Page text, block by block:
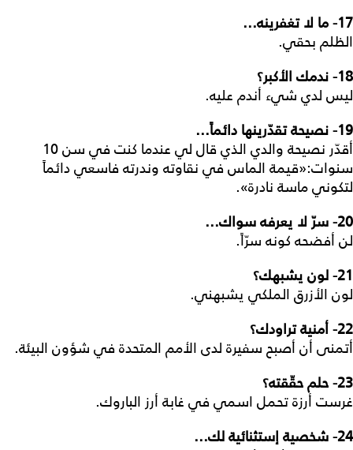
17- ما لا تغفرينه...
الظلم بحقي.
18- ندمك الأكبر؟
ليس لدي شيء أندم عليه.
19- نصيحة تقدّرينها دائماً...
أقدّر نصيحة والدي الذي قال لي عندما كنت في سن 10
سنوات:«قيمة الماس في نقاوته وندرته فاسعي دائماً
لتكوني ماسة نادرة».
20- سرّ لا يعرفه سواك...
لن أفضحه كونه سرّاً.
21- لون يشبهك؟
لون الأزرق الملكي يشبهني.
22- أمنية تراودك؟
أتمنى أن أصبح سفيرة لدى الأمم المتحدة في شؤون البيئة.
23- حلم حقّقته؟
غرست أرزة تحمل اسمي في غابة أرز الباروك.
24- شخصية إستثنائية لك...